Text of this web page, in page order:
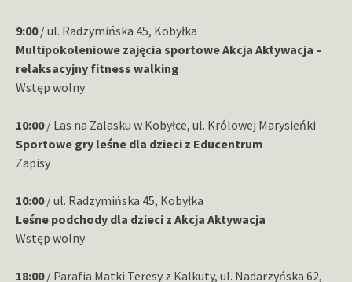
9:00/ ul. Radzymińska 45, Kobyłka
Multipokoleniowe zajęcia sportowe Akcja Aktywacja –
relaksacyjny fitness walking
Wstęp wolny
10:00/ Las na Zalasku w Kobyłce, ul. Królowej Marysieńki
Sportowe gry leśne dla dzieci z Educentrum
Zapisy
10:00/ ul. Radzymińska 45, Kobyłka
Leśne podchody dla dzieci z Akcja Aktywacja
Wstęp wolny
18:00/ Parafia Matki Teresy z Kalkuty, ul. Nadarzyńska 62,